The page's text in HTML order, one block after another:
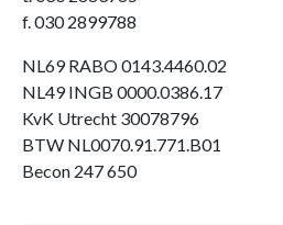
f. 030 2899788
NL69 RABO 0143.4460.02
NL49 INGB 0000.0386.17
KvK Utrecht 30078796
BTW NL0070.91.771.B01
Becon 247 650